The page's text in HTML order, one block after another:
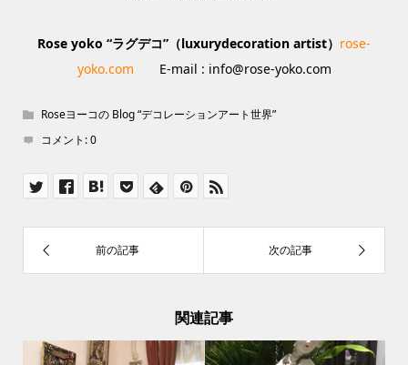
Rose yoko “ラグデコ”（luxurydecoration artist） rose-
yoko.com E-mail : info@rose-yoko.com
Roseヨーコの Blog “デコレーションアート世界”
コメント:0
関連記事